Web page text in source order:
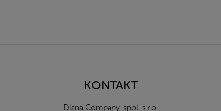
KONTAKT
Diana Company, spol. s r.o.